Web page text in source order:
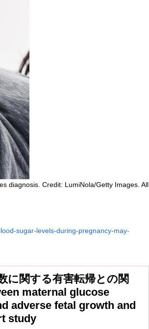
diagnosis. Credit: LumiNola/Getty Images. All
sugar-levels-during-pregnancy-may-
に関する有害転帰との関
maternal glucose
adverse fetal growth and
study